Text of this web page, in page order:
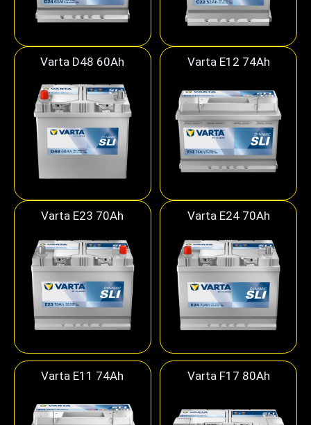
Varta D48 60Ah Varta E12 74Ah
Varta E23 70Ah Varta E24 70Ah
Varta E11 74Ah Varta F17 80Ah